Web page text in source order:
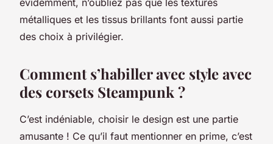
métalliques et les tissus brillants font aussi partie
des choix à privilégier.
Comment s’habiller avec style avec
des corsets Steampunk ?
C’est indéniable, choisir le design est une partie
amusante ! Ce qu’il faut mentionner en prime, c’est